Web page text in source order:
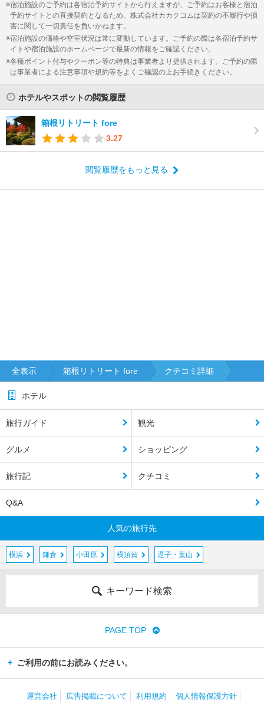
宿泊施設のご予約は各宿泊予約サイトから行えますが、ご予約はお客様と宿泊
予約サイトとの直接契約となるため、株式会社カカクコムは契約の不履行や損
害に関して一切責任を負いかねます。
宿泊施設の価格や空室状況は常に変動しています。ご予約の際は各宿泊予約サ
イトや宿泊施設のホームページで最新の情報をご確認ください。
各種ポイント付与やクーポン等の特典は事業者より提供されます。ご予約の際
は事業者による注意事項や規約等をよくご確認の上お手続きください。
ホテルやスポットの閲覧履歴
箱根リトリート fore
3.27
閲覧履歴をもっと見る
全表示 箱根リトリート fore クチコミ詳細
ホテル
旅行ガイド 観光
グルメ ショッピング
旅行記 クチコミ
Q&A
人気の旅行先
横浜 鎌倉 小田原 横須賀 逗子・葉山
キーワード検索
PAGE TOP
ご利用の前にお読みください。
運営会社 広告掲載について 利用規約 個人情報保護方針